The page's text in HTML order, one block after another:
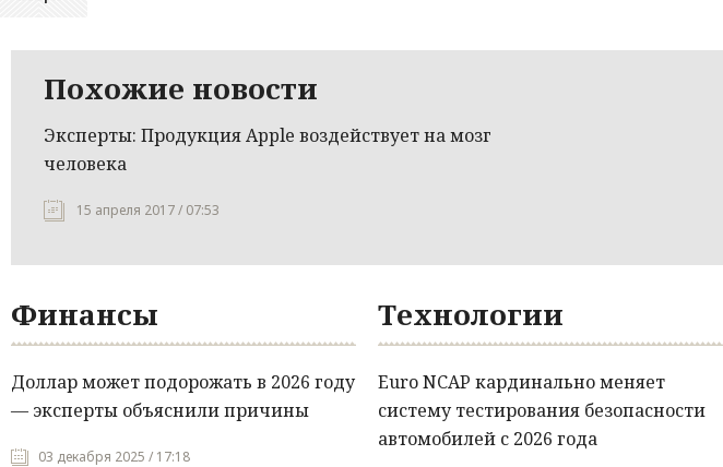
Похожие новости
Эксперты: Продукция Apple воздействует на мозг
человека
15 апреля 2017 / 07:53
Финансы
Доллар может подорожать в 2026 году
— эксперты объяснили причины
03 декабря 2025 / 17:18
Технологии
Euro NCAP кардинально меняет
систему тестирования безопасности
автомобилей с 2026 года